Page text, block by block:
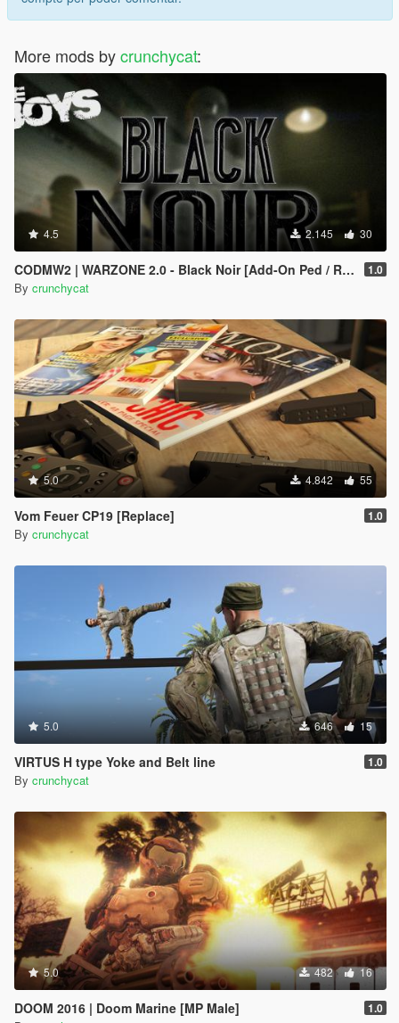
More mods bycrunchycat:
4.5 2.145 30
CODMW2 | WARZONE 2.0 - Black Noir [Add-On Ped / Replace] 1.0
By crunchycat
5.0 4.842 55
Vom Feuer CP19 [Replace] 1.0
By crunchycat
5.0 646 15
VIRTUS H type Yoke and Belt line 1.0
By crunchycat
5.0 482 16
DOOM 2016 | Doom Marine [MP Male] 1.0